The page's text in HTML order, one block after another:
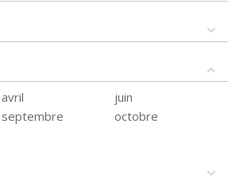
avril
juin
septembre
octobre